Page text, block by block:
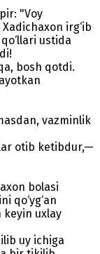
"Voy
irg‘ib
ustida
bosh qotdi.
vazminlik
otib ketibdur,—
bolasi
qo‘yg‘an
keyin uxlay
uy ichiga